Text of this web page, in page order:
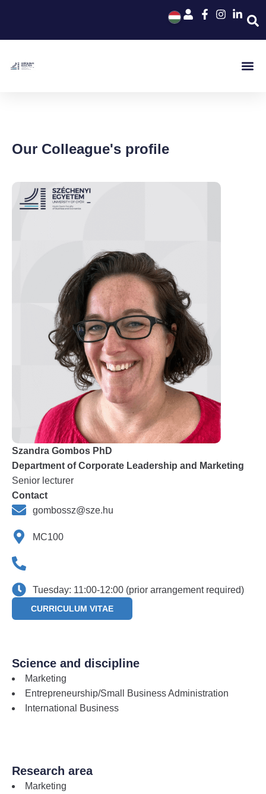
Our Colleague's profile
Szandra Gombos PhD
Department of Corporate Leadership and Marketing
Senior lecturer
Contact
gombossz@sze.hu
MC100
Tuesday: 11:00-12:00 (prior arrangement required)
CURRICULUM VITAE
Science and discipline
Marketing
Entrepreneurship/Small Business Administration
International Business
Research area
Marketing